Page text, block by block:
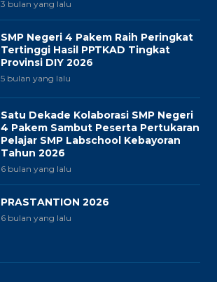
3 bulan yang lalu
SMP Negeri 4 Pakem Raih Peringkat
Tertinggi Hasil PPTKAD Tingkat
Provinsi DIY 2026
5 bulan yang lalu
Satu Dekade Kolaborasi SMP Negeri
4 Pakem Sambut Peserta Pertukaran
Pelajar SMP Labschool Kebayoran
Tahun 2026
6 bulan yang lalu
PRASTANTION 2026
6 bulan yang lalu